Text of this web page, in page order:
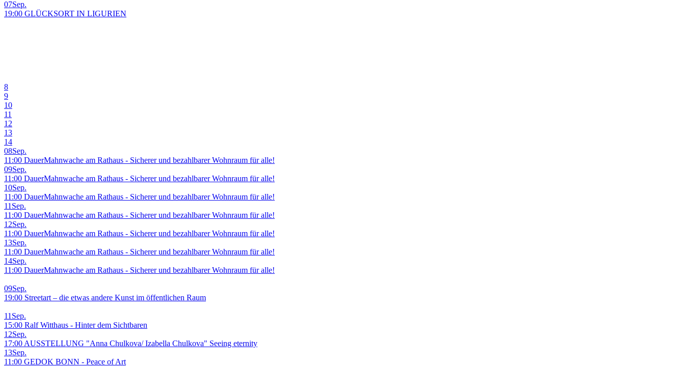
07Sep.
19:00 GLÜCKSORT IN LIGURIEN
8
9
10
11
12
13
14
08Sep.
11:00 DauerMahnwache am Rathaus - Sicherer und bezahlbarer Wohnraum für alle!
09Sep.
11:00 DauerMahnwache am Rathaus - Sicherer und bezahlbarer Wohnraum für alle!
10Sep.
11:00 DauerMahnwache am Rathaus - Sicherer und bezahlbarer Wohnraum für alle!
11 Sep.
11:00 DauerMahnwache am Rathaus - Sicherer und bezahlbarer Wohnraum für alle!
12Sep.
11:00 DauerMahnwache am Rathaus - Sicherer und bezahlbarer Wohnraum für alle!
13Sep.
11:00 DauerMahnwache am Rathaus - Sicherer und bezahlbarer Wohnraum für alle!
14Sep.
11:00 DauerMahnwache am Rathaus - Sicherer und bezahlbarer Wohnraum für alle!
09Sep.
19:00 Streetart – die etwas andere Kunst im öffentlichen Raum
11 Sep.
15:00 Ralf Witthaus - Hinter dem Sichtbaren
12Sep.
17:00 AUSSTELLUNG "Anna Chulkova/ Izabella Chulkova" Seeing eternity
13Sep.
11:00 GEDOK BONN - Peace of Art